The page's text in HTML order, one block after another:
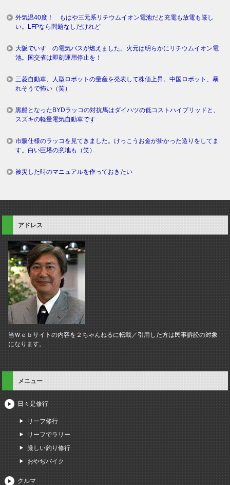
外気温40度！ もはや三元系リチウムイオン電池だと充電も放電も厳し
い。LFPなら問題なしだけれど
大阪でいすゞの電気バスが燃えました。火元は明らかにリチウムイオン電
池。国交省は即刻運用停止を！
三菱自動車、人型ロボットの量産を発表して株価上昇。中国ロボット、暴
れそうで怖い（笑）
黒船となったBYDラッコの対抗馬はダイハツの低コストハイブリッドと、
スズキの軽量電気自動車です
市販仕様のラッコを見てきました。けっこうお金が掛かった造りをしてま
す。白い巨塔の意地も（笑）
被災した時のマニュアルを作っておきたい
アドレス
当Ｗｅｂサイトの内容を２ちゃんねるに転載／引用した方は民事訴訟の対象
になります。
メニュー
日々是修行
リーフ修行
リーフでラリー
厳しい釣り修行
おやぢバイク
クルマ